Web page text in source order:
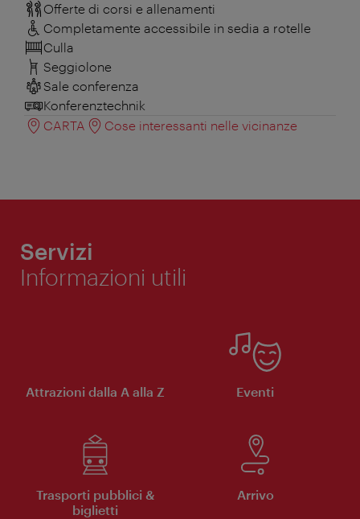
Offerte di corsi e allenamenti
Completamente accessibile in sedia a rotelle
Culla
Seggiolone
Sale conferenza
Konferenztechnik
CARTA
Cose interessanti nelle vicinanze
Servizi
Informazioni utili
Attrazioni dalla A alla Z Eventi
Trasporti pubblici &
biglietti
Arrivo